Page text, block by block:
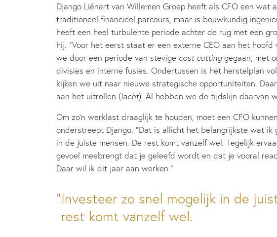
Django Liénart van Willemen Groep heeft als CFO een wat
traditioneel financieel parcours, maar is bouwkundig
heeft een heel turbulente periode achter de rug met een
hij. “Voor het eerst staat er een externe CEO aan het
we door een periode van stevige cost cuttinggegaan, met
divisies en interne fusies. Ondertussen is het herstelplan
kijken we uit naar nieuwe strategische opportuniteiten.
aan het uitrollen (lacht). Al hebben we de tijdslijn daarvan
Om zo’n werklast draaglijk te houden, moet een CFO
onderstreept Django. “Dat is allicht het belangrijkste wat ik
in de juiste mensen. De rest komt vanzelf wel. Tegelijk
gevoel meebrengt dat je geleefd wordt en dat je vooral
Daar wil ik dit jaar aan werken.”
Investeer zo snel mogelijk in de
rest komt vanzelf wel.